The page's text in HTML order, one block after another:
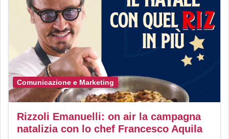
Comunicazione e Marketing
Rizzoli Emanuelli: on air la campagna
natalizia con lo chef Francesco Aquila